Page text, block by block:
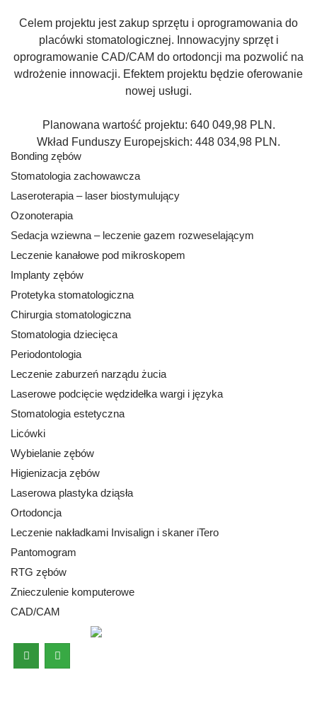
Celem projektu jest zakup sprzętu i oprogramowania do
placówki stomatologicznej. Innowacyjny sprzęt i
oprogramowanie CAD/CAM do ortodoncji ma pozwolić na
wdrożenie innowacji. Efektem projektu będzie oferowanie
nowej usługi.
Planowana wartość projektu: 640 049,98 PLN.
Wkład Funduszy Europejskich: 448 034,98 PLN.
Bonding zębów
Stomatologia zachowawcza
Laseroterapia – laser biostymulujący
Ozonoterapia
Sedacja wziewna – leczenie gazem rozweselającym
Leczenie kanałowe pod mikroskopem
Implanty zębów
Protetyka stomatologiczna
Chirurgia stomatologiczna
Stomatologia dziecięca
Periodontologia
Leczenie zaburzeń narządu żucia
Laserowe podcięcie wędzidełka wargi i języka
Stomatologia estetyczna
Licówki
Wybielanie zębów
Higienizacja zębów
Laserowa plastyka dziąsła
Ortodoncja
Leczenie nakładkami Invisalign i skaner iTero
Pantomogram
RTG zębów
Znieczulenie komputerowe
CAD/CAM